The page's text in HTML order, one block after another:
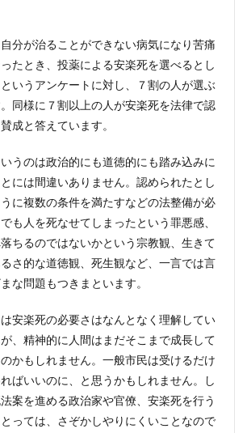
分が治ることができない病気になり苦痛
たとき、投薬による安楽死を選べるとし
いうアンケートに対し、７割の人が選ぶ
同様に７割以上の人が安楽死を法律で認
成と答えています。
うのは政治的にも道徳的にも踏み込みに
には間違いありません。認められたとし
に複数の条件を満たすなどの法整備が必
も人を死なせてしまったという罪悪感、
ちるのではないかという宗教観、生きて
さ的な道徳観、死生観など、一言では言
な問題もつきまといます。
安楽死の必要さはなんとなく理解してい
、精神的に人間はまだそこまで成長して
かもしれません。一般市民は受けるだけ
ばいいのに、と思うかもしれません。し
案を進める政治家や官僚、安楽死を行う
っては、さぞかしやりにくいことなので